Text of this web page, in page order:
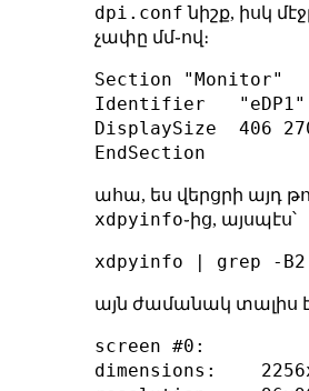
dpi.conf նիշք, իսկ
չափը մմ֊ով։
Section "Monitor"
Identifier   "eDP1"
DisplaySize  406
ահա, ես վերցրի այդ
xdpyinfo֊ից, այսպէս՝
xdpyinfo | grep -
այն ժամանակ տալիս
screen #0:
dimensions: